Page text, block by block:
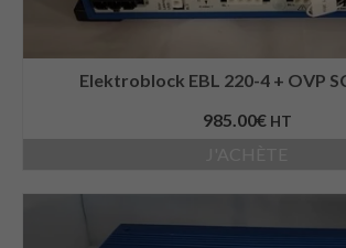
Elektroblock EBL 220-4 + OVP
985.00€ HT